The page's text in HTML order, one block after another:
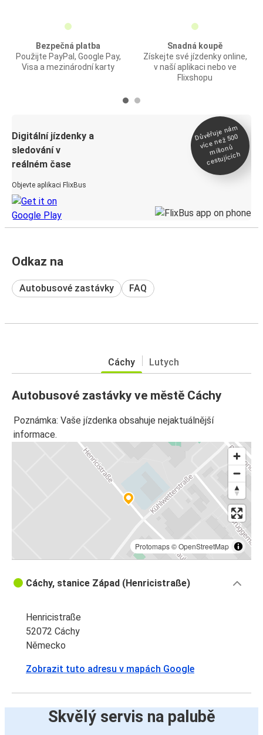
Bezpečná platba
Použijte PayPal, Google Pay,
Visa a mezinárodní karty
Snadná koupě
Získejte své jízdenky online,
v naší aplikaci nebo ve
Flixshopu
Digitální jízdenky a
sledování v
reálném čase
Objevte aplikaci FlixBus
Důvěřuje ná
m
více než 500
milionů
cestujících
Odkaz na
Autobusové zastávky FAQ
Cáchy Lutych
Autobusové zastávky ve městě Cáchy
Poznámka: Vaše jízdenka obsahuje nejaktuálnější
informace.
Protomaps©OpenStreetMap
Cáchy, stanice Západ (Henricistraße)
Henricistraße
52072 Cáchy
Německo
Zobrazit tuto adresu v mapách Google
Skvělý servis na palubě